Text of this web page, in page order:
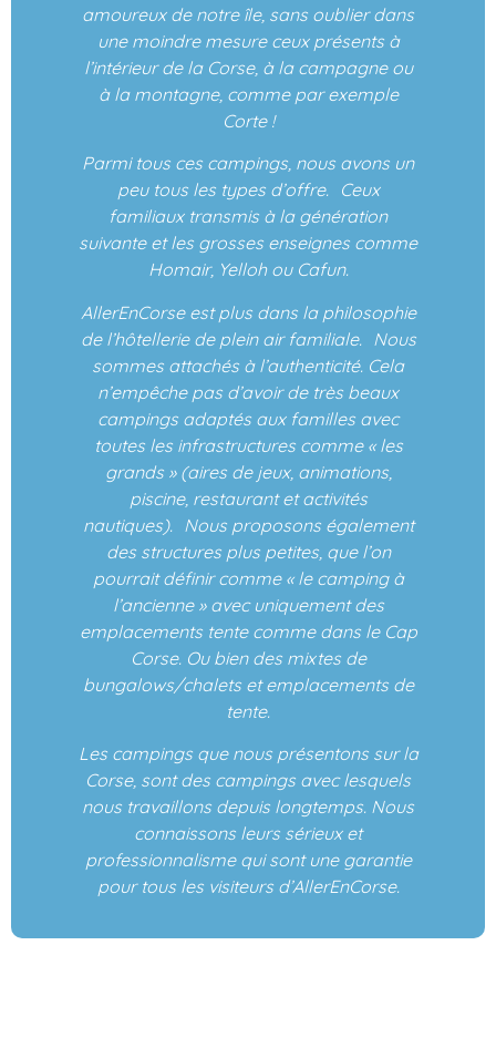
amoureux de notre île, sans oublier dans
une moindre mesure ceux présents à
l’intérieur de la Corse, à la campagne ou
à la montagne, comme par exemple
Corte !
Parmi tous ces campings, nous avons un
peu tous les types d’offre. Ceux
familiaux transmis à la génération
suivante et les grosses enseignes comme
Homair, Yelloh ou Cafun.
AllerEnCorse est plus dans la philosophie
de l’hôtellerie de plein air familiale. Nous
sommes attachés à l’authenticité. Cela
n’empêche pas d’avoir de très beaux
campings adaptés aux familles avec
toutes les infrastructures comme « les
grands » (aires de jeux, animations,
piscine, restaurant et activités
nautiques). Nous proposons également
des structures plus petites, que l’on
pourrait définir comme « le camping à
l’ancienne » avec uniquement des
emplacements tente comme dans le Cap
Corse. Ou bien des mixtes de
bungalows/chalets et emplacements de
tente.
Les campings que nous présentons sur la
Corse, sont des campings avec lesquels
nous travaillons depuis longtemps. Nous
connaissons leurs sérieux et
professionnalisme qui sont une garantie
pour tous les visiteurs d’AllerEnCorse.